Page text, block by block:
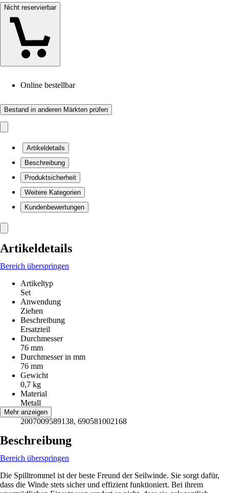
Nicht reservierbar
Online bestellbar
Bestand in anderen Märkten prüfen
Artikeldetails
Beschreibung
Produktsicherheit
Weitere Kategorien
Kundenbewertungen
Artikeldetails
Bereich überspringen
Artikeltyp
Set
Anwendung
Ziehen
Beschreibung
Ersatzteil
Durchmesser
76 mm
Durchmesser in mm
76 mm
Gewicht
0,7 kg
Material
Metall
EAN
2007009589138, 690581002168
Mehr anzeigen
Beschreibung
Bereich überspringen
Die Spilltrommel ist der beste Freund der Seilwinde. Sie sorgt dafür,
dass die Winde stets sicher und effizient funktioniert. Bei ihrem